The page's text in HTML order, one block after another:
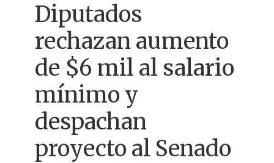
Diputados
rechazan aumento
de $6 mil al salario
mínimo y
despachan
proyecto al Senado